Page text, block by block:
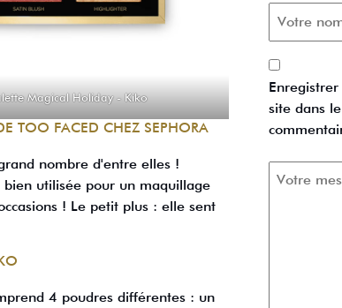
Magical Holiday -Kiko
TOO FACED CHEZ SEPHORA
nombre d'entre elles !
utilisée pour un maquillage
! Le petit plus : elle sent
4 poudres différentes : un
site dans